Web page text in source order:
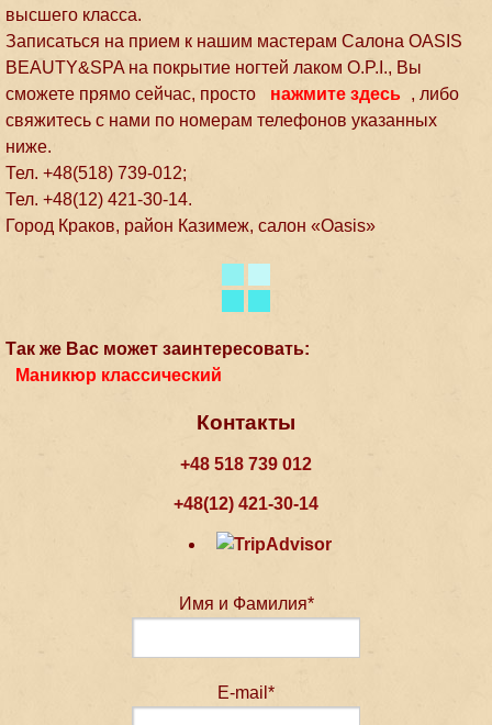
высшего класса.
Записаться на прием к нашим мастерам Салона OASIS
BEAUTY&SPA на покрытие ногтей лаком О.P.I., Вы
сможете прямо сейчас, просто
нажмите здесь , либо
свяжитесь с нами по номерам телефонов указанных
ниже.
Тел. +48(518) 739-012;
Тел. +48(12) 421-30-14.
Город Краков, район Казимеж, салон «Oasis»
Так же Вас может заинтересовать:
Маникюр классический
Контакты
+48 518 739 012
+48(12) 421-30-14
Имя и Фамилия*
E-mail*